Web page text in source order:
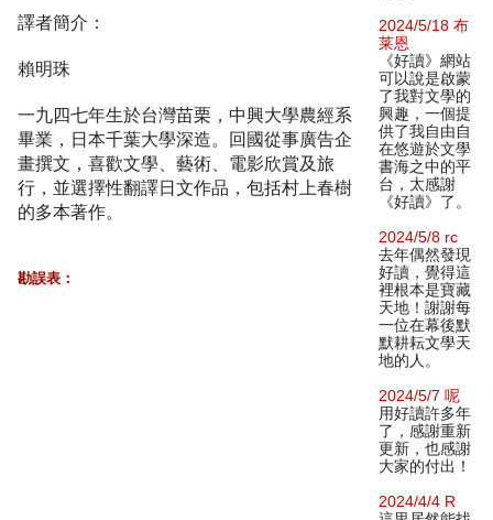
譯者簡介：
賴明珠
一九四七年生於台灣苗栗，中興大學農經系
畢業，日本千葉大學深造。回國從事廣告企
畫撰文，喜歡文學、藝術、電影欣賞及旅
行，並選擇性翻譯日文作品，包括村上春樹
的多本著作。
勘誤表：
2024/5/18 布
莱恩
《好讀》網站
可以說是啟蒙
了我對文學的
興趣，一個提
供了我自由自
在悠遊於文學
書海之中的平
台，太感謝
《好讀》了。
2024/5/8 rc
去年偶然發現
好讀，覺得這
裡根本是寶藏
天地！謝謝每
一位在幕後默
默耕耘文學天
地的人。
2024/5/7 呢
用好讀許多年
了，感謝重新
更新，也感謝
大家的付出！
2024/4/4 R